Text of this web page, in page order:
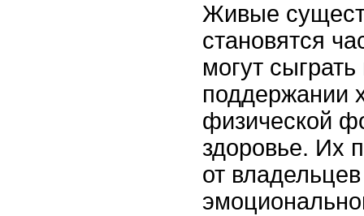
Живые
становятся
могут
поддержании
физической
здоровье. Их
от